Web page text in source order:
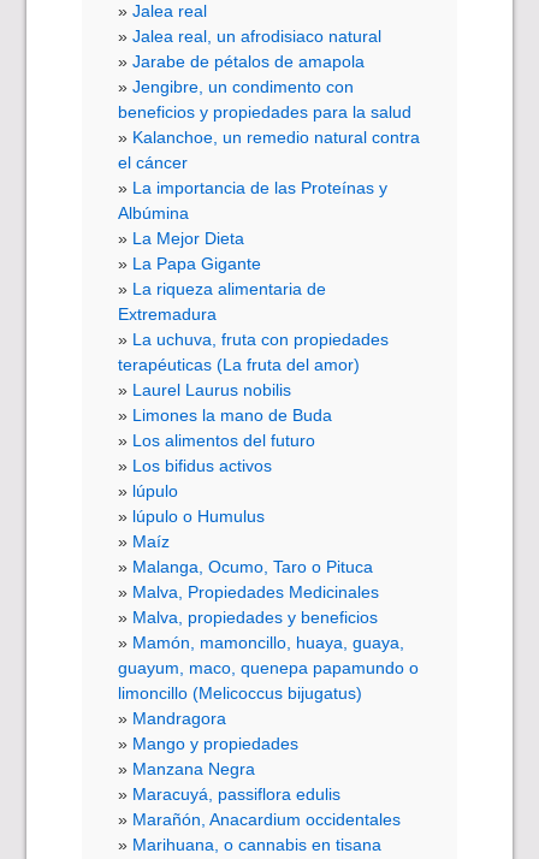
Jalea real
Jalea real, un afrodisiaco natural
Jarabe de pétalos de amapola
Jengibre, un condimento con
beneficios y propiedades para la salud
Kalanchoe, un remedio natural contra
el cáncer
La importancia de las Proteínas y
Albúmina
La Mejor Dieta
La Papa Gigante
La riqueza alimentaria de
Extremadura
La uchuva, fruta con propiedades
terapéuticas (La fruta del amor)
Laurel Laurus nobilis
Limones la mano de Buda
Los alimentos del futuro
Los bifidus activos
lúpulo
lúpulo o Humulus
Maíz
Malanga, Ocumo, Taro o Pituca
Malva, Propiedades Medicinales
Malva, propiedades y beneficios
Mamón, mamoncillo, huaya, guaya,
guayum, maco, quenepa papamundo o
limoncillo (Melicoccus bijugatus)
Mandragora
Mango y propiedades
Manzana Negra
Maracuyá, passiflora edulis
Marañón, Anacardium occidentales
Marihuana, o cannabis en tisana